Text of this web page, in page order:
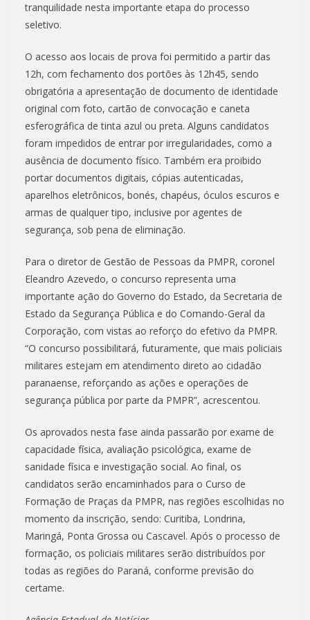
tranquilidade nesta importante etapa do processo
seletivo.
O acesso aos locais de prova foi permitido a partir das
12h, com fechamento dos portões às 12h45, sendo
obrigatória a apresentação de documento de identidade
original com foto, cartão de convocação e caneta
esferográfica de tinta azul ou preta. Alguns candidatos
foram impedidos de entrar por irregularidades, como a
ausência de documento físico. Também era proibido
portar documentos digitais, cópias autenticadas,
aparelhos eletrônicos, bonés, chapéus, óculos escuros e
armas de qualquer tipo, inclusive por agentes de
segurança, sob pena de eliminação.
Para o diretor de Gestão de Pessoas da PMPR, coronel
Eleandro Azevedo, o concurso representa uma
importante ação do Governo do Estado, da Secretaria de
Estado da Segurança Pública e do Comando-Geral da
Corporação, com vistas ao reforço do efetivo da PMPR.
“O concurso possibilitará, futuramente, que mais policiais
militares estejam em atendimento direto ao cidadão
paranaense, reforçando as ações e operações de
segurança pública por parte da PMPR”, acrescentou.
Os aprovados nesta fase ainda passarão por exame de
capacidade física, avaliação psicológica, exame de
sanidade física e investigação social. Ao final, os
candidatos serão encaminhados para o Curso de
Formação de Praças da PMPR, nas regiões escolhidas no
momento da inscrição, sendo: Curitiba, Londrina,
Maringá, Ponta Grossa ou Cascavel. Após o processo de
formação, os policiais militares serão distribuídos por
todas as regiões do Paraná, conforme previsão do
certame.